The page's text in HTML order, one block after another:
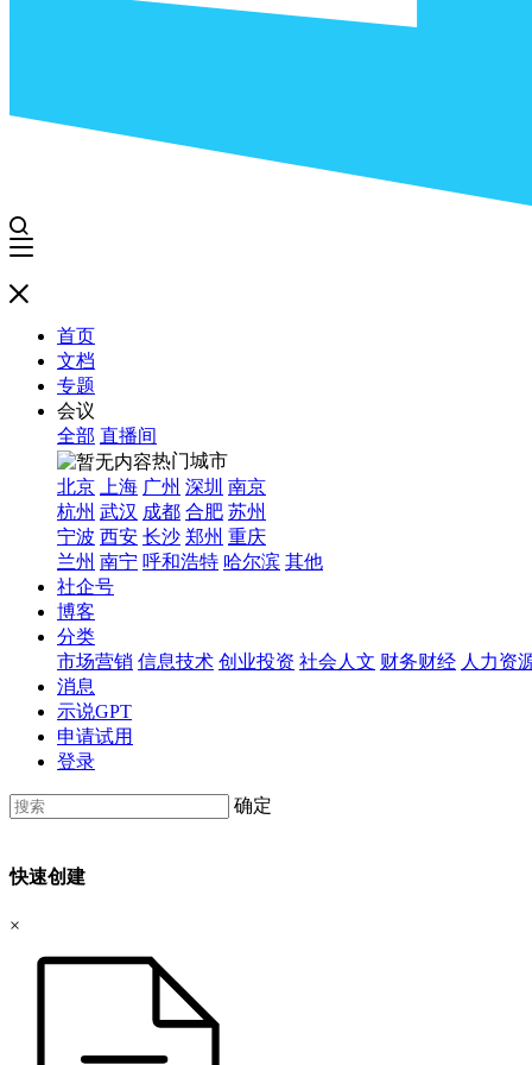
首页
文档
专题
会议
全部 直播间
热门城市
北京
上海 广州 深圳 南京
杭州 武汉 成都 合肥 苏州
宁波 西安 长沙 郑州 重庆
兰州 南宁 呼和浩特 哈尔滨 其他
社企号
博客
分类
市场营销 信息技术 创业投资 社会人文 财务财经 人力资
消息
示说GPT
申请试用
登录
确定
快速创建
×